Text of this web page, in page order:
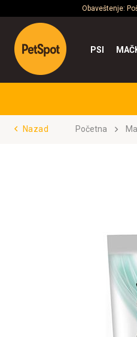
Obaveštenje:
PSI
Nazad Početna